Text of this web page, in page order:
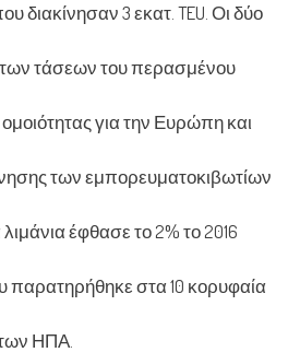
διακίνησαν 3 εκατ. TEU. Οι δύο
των τάσεων του περασμένου
ομοιότητας για την Ευρώπη και
των εμπορευματοκιβωτίων
έφθασε το 2% το 2016
παρατηρήθηκε στα 10 κορυφαία
ΗΠΑ.